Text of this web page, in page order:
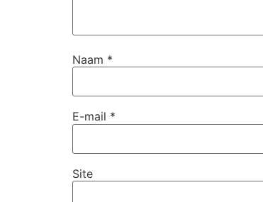
Naam *
E-mail *
Site